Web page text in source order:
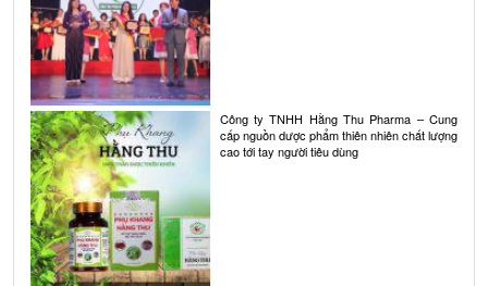
Công ty TNHH Hằng Thu Pharma – Cung
cấp nguồn dược phẩm thiên nhiên chất lượng
cao tới tay người tiêu dùng